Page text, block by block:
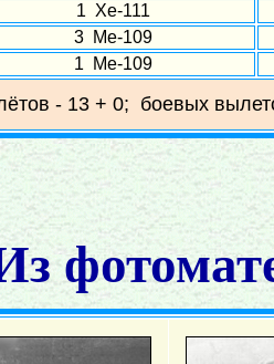
1 Хе-111
3 Ме-109
1 Ме-109
- 13 + 0; боевых